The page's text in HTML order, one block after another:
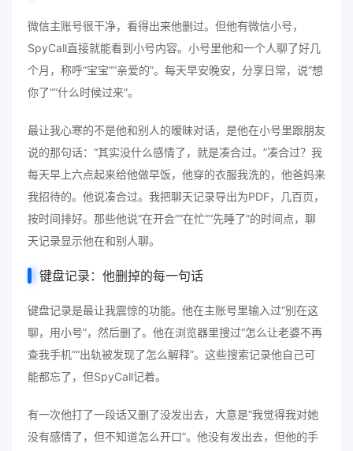
微信主账号很干净，看得出来他删过。但他有微信小号，
SpyCall直接就能看到小号内容。小号里他和一个人聊了好几
个月，称呼“宝宝”“亲爱的”。每天早安晚安，分享日常，说“想
你了”“什么时候过来”。
最让我心寒的不是他和别人的暧昧对话，是他在小号里跟朋友
说的那句话：“其实没什么感情了，就是凑合过。”凑合过？我
每天早上六点起来给他做早饭，他穿的衣服我洗的，他爸妈来
我招待的。他说凑合过。我把聊天记录导出为PDF，几百页，
按时间排好。那些他说“在开会”“在忙”“先睡了”的时间点，聊
天记录显示他在和别人聊。
键盘记录：他删掉的每一句话
键盘记录是最让我震惊的功能。他在主账号里输入过“别在这
聊，用小号”，然后删了。他在浏览器里搜过“怎么让老婆不再
查我手机”“出轨被发现了怎么解释”。这些搜索记录他自己可
能都忘了，但SpyCall记着。
有一次他打了一段话又删了没发出去，大意是“我觉得我对她
没有感情了，但不知道怎么开口”。他没有发出去，但他的手